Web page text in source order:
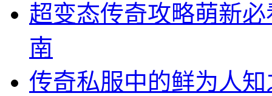
超变态传奇攻略萌新
南
传奇私服中的鲜为人